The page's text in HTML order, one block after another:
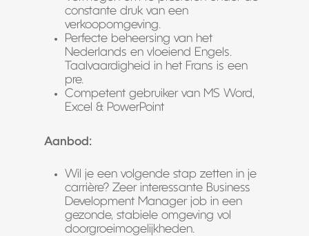
constante druk van een
verkoopomgeving.
Perfecte beheersing van het
Nederlands en vloeiend Engels.
Taalvaardigheid in het Frans is een
pre.
Competent gebruiker van MS Word,
Excel & PowerPoint
Aanbod:
Wil je een volgende stap zetten in je
carrière? Zeer interessante Business
Development Manager job in een
gezonde, stabiele omgeving vol
doorgroeimogelijkheden.